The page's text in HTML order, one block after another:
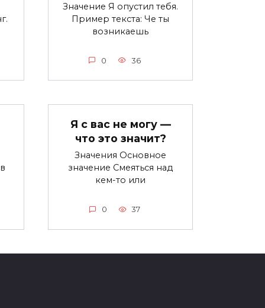
Значение Я опустил тебя.
Пример текста: Че ты
возникаешь
0 36
Я с вас не могу —
что это значит?
Значения Основное
значение Смеяться над
кем-то или
0 37